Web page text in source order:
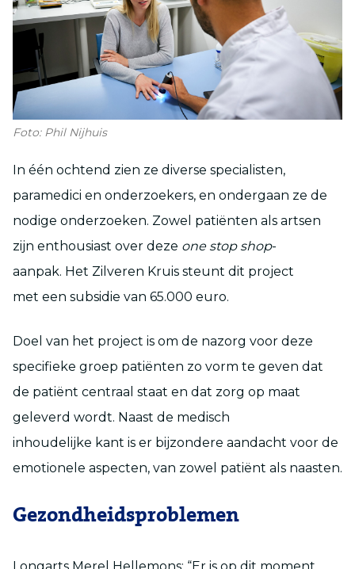
Foto: Phil Nijhuis
In één ochtend zien ze diverse specialisten,
paramedici en onderzoekers, en ondergaan ze de
nodige onderzoeken. Zowel patiënten als artsen
zijn enthousiast over deze one stop shop-
aanpak. Het Zilveren Kruis steunt dit project
met een subsidie van 65.000 euro.
Doel van het project is om de nazorg voor deze
specifieke groep patiënten zo vorm te geven dat
de patiënt centraal staat en dat zorg op maat
geleverd wordt. Naast de medisch
inhoudelijke kant is er bijzondere aandacht voor de
emotionele aspecten, van zowel patiënt als naasten.
Gezondheidsproblemen